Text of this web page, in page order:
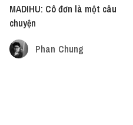
MADIHU: Cô đơn là một câu
chuyện
Phan Chung